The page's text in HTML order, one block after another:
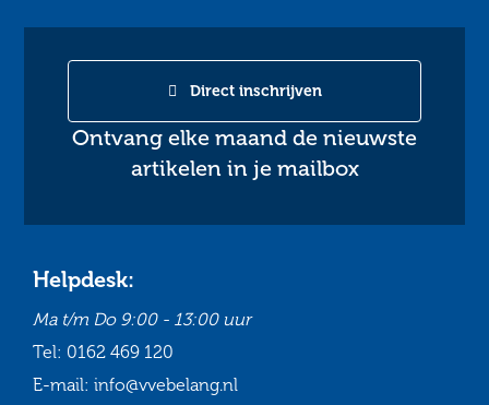
Ontvang elke maand de nieuwste
artikelen in je mailbox
Direct inschrijven
Helpdesk:
Ma t/m Do 9:00 - 13:00 uur
Tel: 0162 469 120
E-mail: info@vvebelang.nl